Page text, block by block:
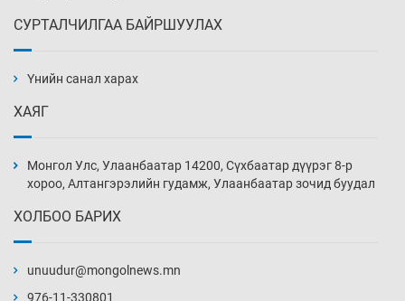
13 цаг 34 мин
14 цаг 4 мин
хэмжээг шинэчлэн тогтоох нь
СУРТАЛЧИЛГАА БАЙРШУУЛАХ
Үнийн санал харах
ХАЯГ
Монгол Улс, Улаанбаатар 14200, Сүхбаатар дүүрэг 8-р
хороо, Алтангэрэлийн гудамж, Улаанбаатар зочид буудал
ХОЛБОО БАРИХ
unuudur@mongolnews.mn
976-11-330801